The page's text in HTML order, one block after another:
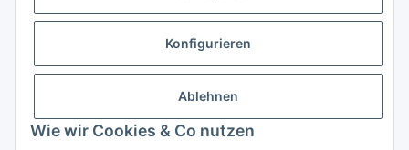
Konfigurieren
Ablehnen
Wie wir Cookies & Co nutzen
Rechtliches